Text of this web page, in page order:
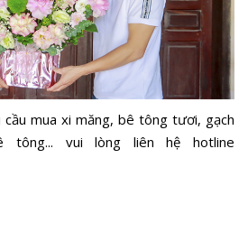
cầu mua xi măng, bê tông tươi, gạch
tông... vui lòng liên hệ hotline